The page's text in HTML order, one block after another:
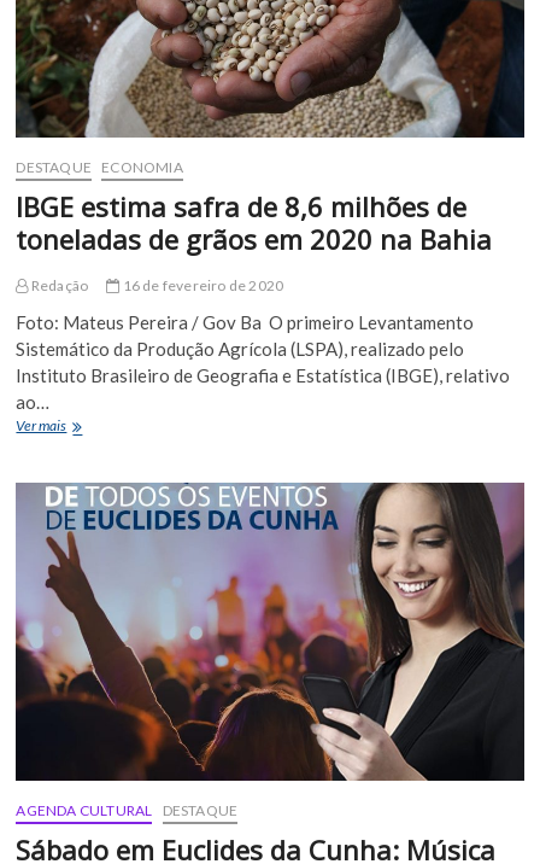
DESTAQUE ECONOMIA
IBGE estima safra de 8,6 milhões de
toneladas de grãos em 2020 na Bahia
Redação 16 de fevereiro de 2020
Foto: Mateus Pereira / Gov Ba O primeiro Levantamento
Sistemático da Produção Agrícola (LSPA), realizado pelo
Instituto Brasileiro de Geografia e Estatística (IBGE), relativo
ao…
Ver maisIBGE
de
8,6
milhões
de
toneladas
grãos
em
2020
na
Bahia
AGENDA CULTURAL DESTAQUE
Sábado em Euclides da Cunha: Música